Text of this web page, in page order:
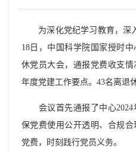
为深化党纪学习教育，深
18日，中国科学院国家授时
休党员大会，通报党费收支
年度党建工作要点。43名离退
会议首先通报了中心2024
保党费使用公开透明、合规
党费，时刻践行党员义务。